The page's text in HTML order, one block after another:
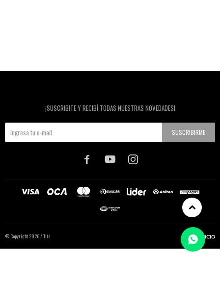
¡SUSCRIBITE Y RECIBÍ TODAS NUESTRAS NOVEDADES!
SUSCRIBIRME
  
© Copyright 2026 / Tits